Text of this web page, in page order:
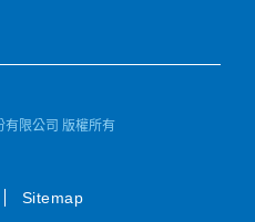
限公司 版權所有
Sitemap